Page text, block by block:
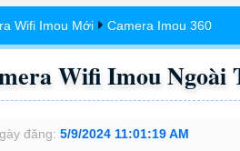
Wifi Imou Mới Camera Imou 360
Wifi Imou Ngoài
đăng: 5/9/2024 11:01:19 AM